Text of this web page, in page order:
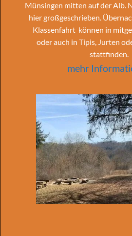
Münsingen mitten auf der Alb.
hier großgeschrieben.
Klassenfahrt können in
oder auch in Tipis, Jurten
stattfinden.
mehr